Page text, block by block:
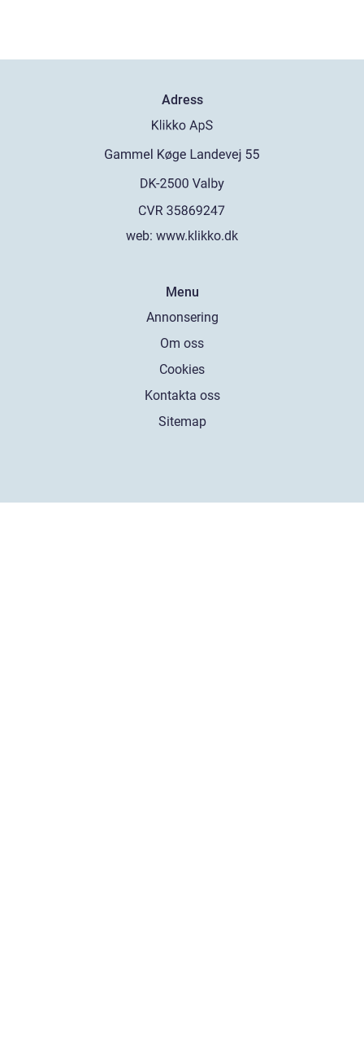
Adress
web: www.klikko.dk
Menu
Annonsering
Om oss
Cookies
Kontakta oss
Sitemap